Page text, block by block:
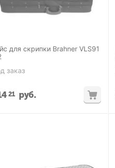
для скрипки Brahner VLS91
заказ
21 руб.